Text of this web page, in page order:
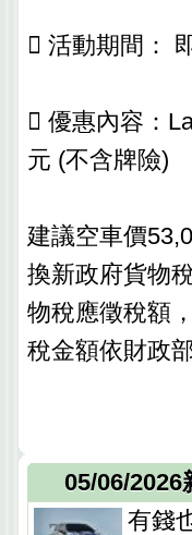
 活動期間：
 優惠內容：
元 (不含牌險)
建議空車價
換新政府貨物
物稅應徵稅額
稅金額依財政
05/06/2026
有錢